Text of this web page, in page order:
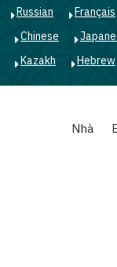
Russian Français
Chinese
Kazakh Hebrew
Nhà